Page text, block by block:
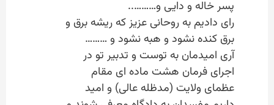
پسر خاله و دایی و………..
رای دادیم به روحانی عزیز که ریشه برق و
برق کنده نشود و هبه نشود و ………
آری امیدمان به توست و تدبیر تو در
اجرای فرمان هشت ماده ای مقام
عظمای ولایت (مدظله عالی) و امید